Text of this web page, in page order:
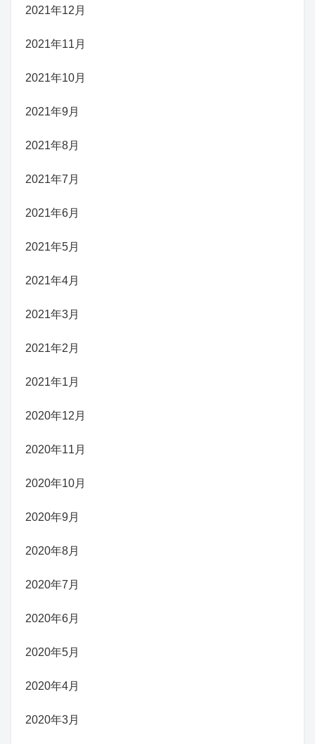
2021年12月
2021年11月
2021年10月
2021年9月
2021年8月
2021年7月
2021年6月
2021年5月
2021年4月
2021年3月
2021年2月
2021年1月
2020年12月
2020年11月
2020年10月
2020年9月
2020年8月
2020年7月
2020年6月
2020年5月
2020年4月
2020年3月